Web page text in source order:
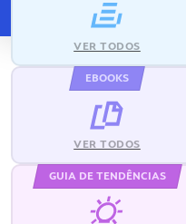
VER TODOS
EBOOKS
VER TODOS
GUIA DE TENDÊNCIAS